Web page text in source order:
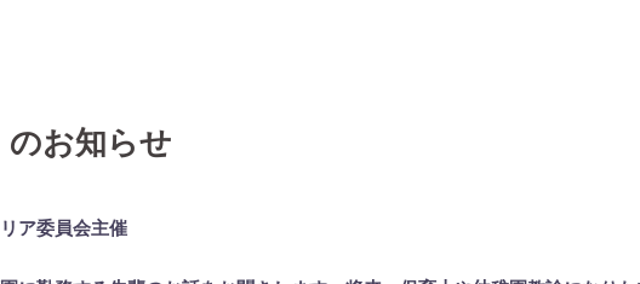
のお知らせ
ア委員会主催